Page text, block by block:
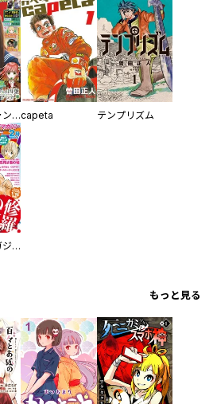
週刊少年チャンピオンcapeta テンプリズム
月刊少年マガジン
もっと見る